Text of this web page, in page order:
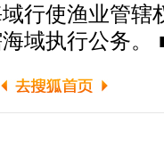
行使渔业管辖
域执行公务。